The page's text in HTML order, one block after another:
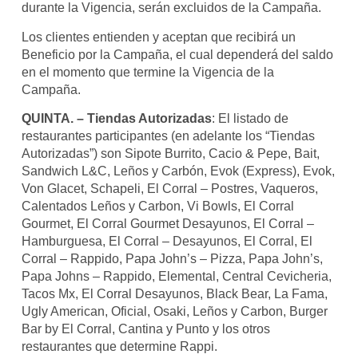
durante la Vigencia, serán excluidos de la Campaña.
Los clientes entienden y aceptan que recibirá un
Beneficio por la Campaña, el cual dependerá del saldo
en el momento que termine la Vigencia de la
Campaña.
QUINTA. – Tiendas Autorizadas: El listado de
restaurantes participantes (en adelante los “Tiendas
Autorizadas”) son Sipote Burrito, Cacio & Pepe, Bait,
Sandwich L&C, Leños y Carbón, Evok (Express), Evok,
Von Glacet, Schapeli, El Corral – Postres, Vaqueros,
Calentados Leños y Carbon, Vi Bowls, El Corral
Gourmet, El Corral Gourmet Desayunos, El Corral –
Hamburguesa, El Corral – Desayunos, El Corral, El
Corral – Rappido, Papa John’s – Pizza, Papa John’s,
Papa Johns – Rappido, Elemental, Central Cevicheria,
Tacos Mx, El Corral Desayunos, Black Bear, La Fama,
Ugly American, Oficial, Osaki, Leños y Carbon, Burger
Bar by El Corral, Cantina y Punto y los otros
restaurantes que determine Rappi.